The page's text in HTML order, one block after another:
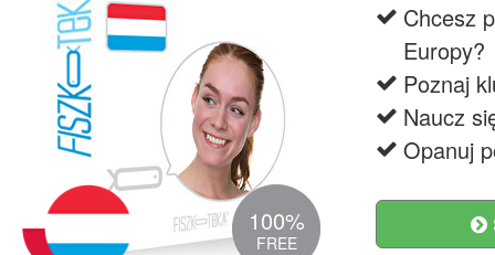
100%
FREE
Chcesz
Europy?
Poznaj
Naucz
Opanuj